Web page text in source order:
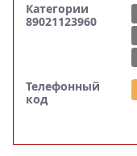
Категории
89021123960
Телефонный
код